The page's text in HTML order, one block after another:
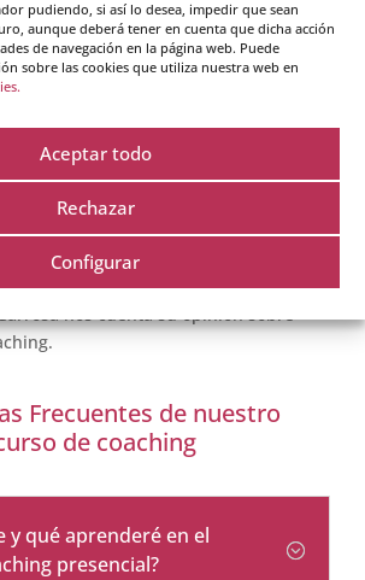
pudiendo, si así lo desea, impedir que sean
aunque deberá tener en cuenta que dicha acción
de navegación en la página web. Puede
sobre las cookies que utiliza nuestra web en
Aceptar todo
Rechazar
Configurar
Madrid.
nos cuenta su opinión sobre
Frecuentes de nuestro
de coaching
y qué aprenderé en el
presencial?